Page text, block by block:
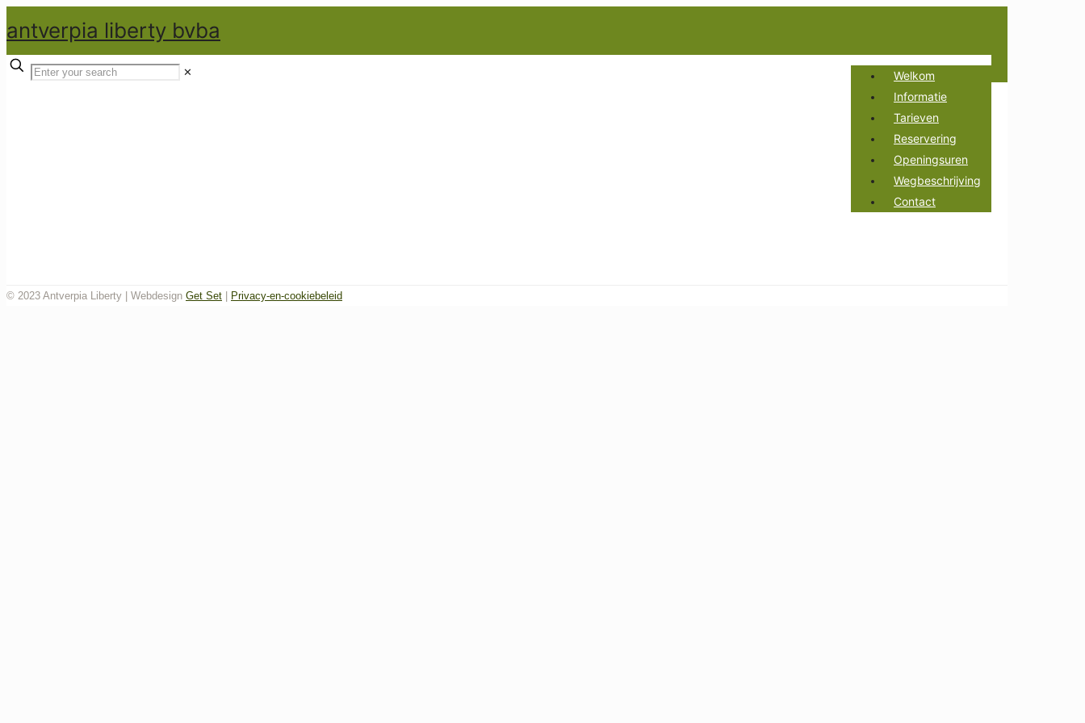
antverpia liberty bvba
Welkom
Informatie
Tarieven
Reservering
Openingsuren
Wegbeschrijving
Contact
✕
© 2023 Antverpia Liberty | Webdesign Get Set Privacy-en-cookiebeleid